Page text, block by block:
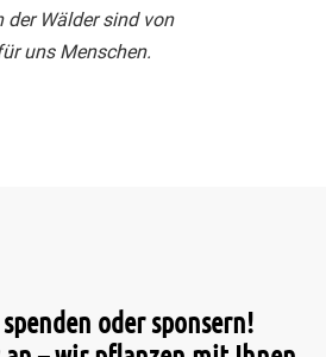
der Wälder sind von
uns Menschen.
oder sponsern!